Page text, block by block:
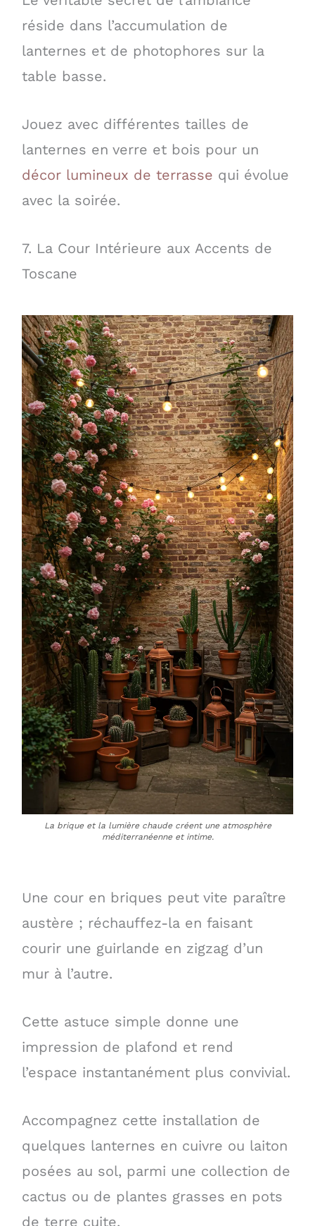
réside dans l’accumulation de
lanternes et de photophores sur la
table basse.
Jouez avec différentes tailles de
lanternes en verre et bois pour un
décor lumineux de terrasse qui évolue
avec la soirée.
7. La Cour Intérieure aux Accents de
Toscane
La brique et la lumière chaude créent une atmosphère
méditerranéenne et intime.
Une cour en briques peut vite paraître
austère ; réchauffez-la en faisant
courir une guirlande en zigzag d’un
mur à l’autre.
Cette astuce simple donne une
impression de plafond et rend
l’espace instantanément plus convivial.
Accompagnez cette installation de
quelques lanternes en cuivre ou laiton
posées au sol, parmi une collection de
cactus ou de plantes grasses en pots
de terre cuite.